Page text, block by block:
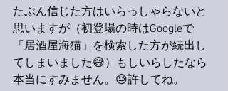
たぶん信じた方はいらっしゃらないと
思いますが（初登場の時はGoogleで
「居酒屋海猫」を検索した方が続出し
てしまいました😅）もしいらしたなら
本当にすみません。😓許してね。